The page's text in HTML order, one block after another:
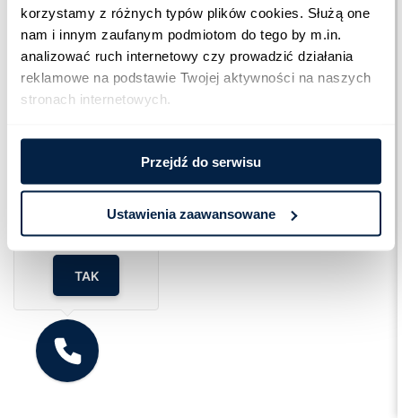
korzystamy z różnych typów plików cookies. Służą one
nam i innym zaufanym podmiotom do tego by m.in.
analizować ruch internetowy czy prowadzić działania
reklamowe na podstawie Twojej aktywności na naszych
stronach internetowych.
Przejdź do serwisu
Ustawienia zaawansowane
Czy chcesz,
do Ciebie za darmo
w28sekund?
TAK